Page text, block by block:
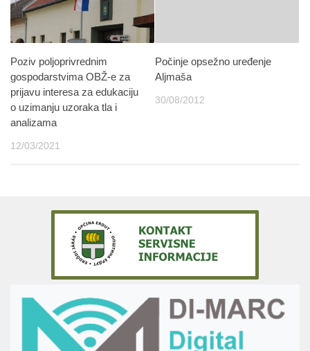
Poziv poljoprivrednim
gospodarstvima OBŽ-e za
prijavu interesa za edukaciju
o uzimanju uzoraka tla i
analizama
12/03/2021
Počinje opsežno uređenje
Aljmaša
30/08/2012